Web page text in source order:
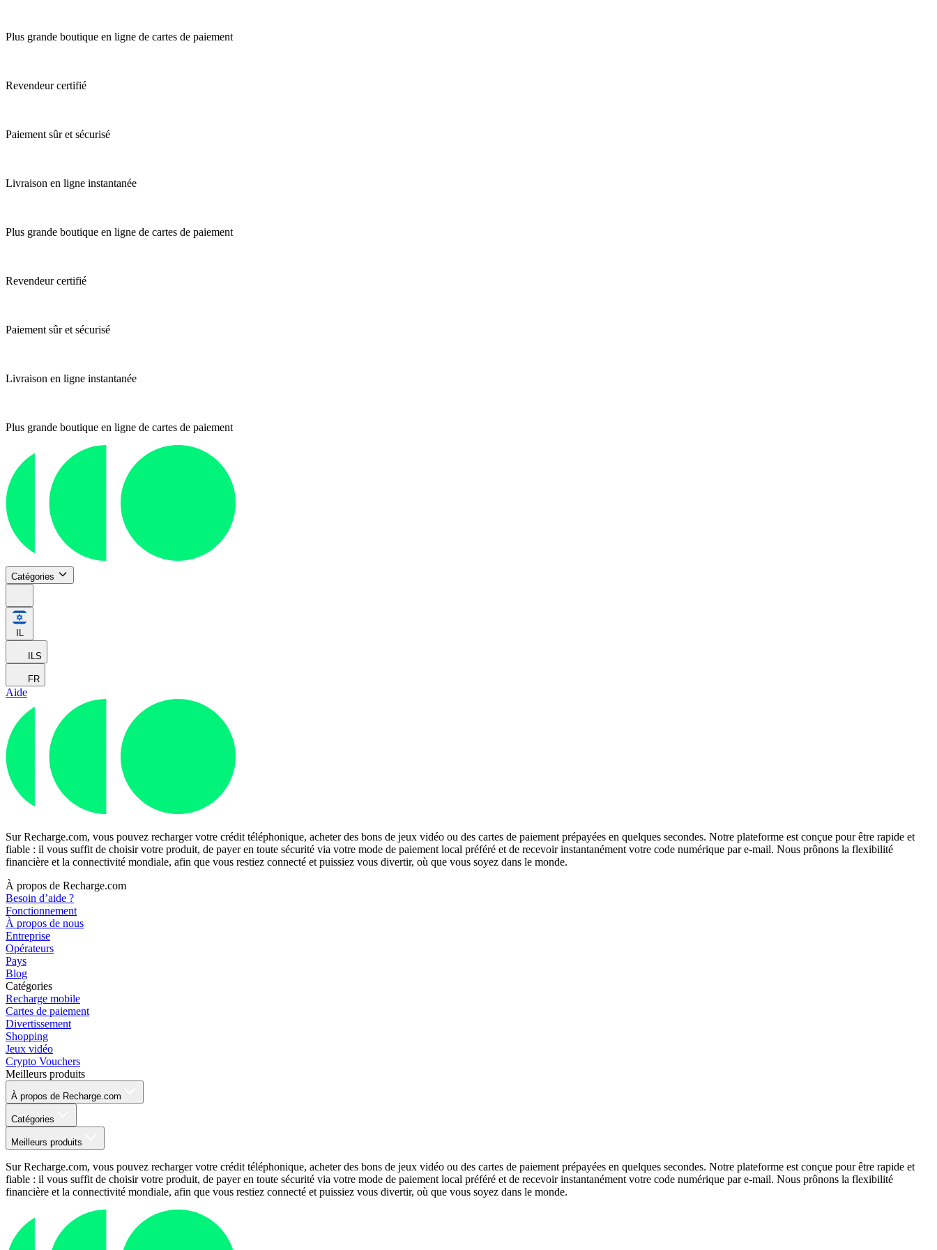
Plus grande boutique en ligne de cartes de paiement
Revendeur certifié
Paiement sûr et sécurisé
Livraison en ligne instantanée
Plus grande boutique en ligne de cartes de paiement
Revendeur certifié
Paiement sûr et sécurisé
Livraison en ligne instantanée
Plus grande boutique en ligne de cartes de paiement
Catégories
IL
ILS
FR
Aide
Sur Recharge.com, vous pouvez recharger votre crédit téléphonique, acheter des bons de jeux vidéo ou des cartes de paiement prépayées en quelques secondes. Notre plateforme est conçue pour être rapide et
fiable : il vous suffit de choisir votre produit, de payer en toute sécurité via votre mode de paiement local préféré et de recevoir instantanément votre code numérique par e-mail. Nous prônons la flexibilité
financière et la connectivité mondiale, afin que vous restiez connecté et puissiez vous divertir, où que vous soyez dans le monde.
À propos de Recharge.com
Besoin d’aide ?
Fonctionnement
À propos de nous
Entreprise
Opérateurs
Pays
Blog
Catégories
Recharge mobile
Cartes de paiement
Divertissement
Shopping
Jeux vidéo
Crypto Vouchers
Meilleurs produits
À propos de Recharge.com
Catégories
Meilleurs produits
Sur Recharge.com, vous pouvez recharger votre crédit téléphonique, acheter des bons de jeux vidéo ou des cartes de paiement prépayées en quelques secondes. Notre plateforme est conçue pour être rapide et
fiable : il vous suffit de choisir votre produit, de payer en toute sécurité via votre mode de paiement local préféré et de recevoir instantanément votre code numérique par e-mail. Nous prônons la flexibilité
financière et la connectivité mondiale, afin que vous restiez connecté et puissiez vous divertir, où que vous soyez dans le monde.